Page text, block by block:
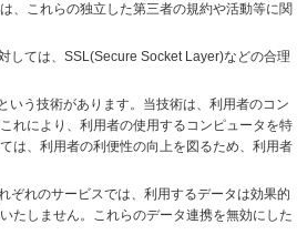
、これらの独立した第三者の規約や活動等に関
しては、SSL(Secure Socket Layer)などの合理
う技術があります。当技術は、利用者のコン
れにより、利用者の使用するコンピュータを特
は、利用者の利便性の向上を図るため、利用者
ぞれのサービスでは、利用するデータは効果的
たしません。これらのデータ連携を無効にした